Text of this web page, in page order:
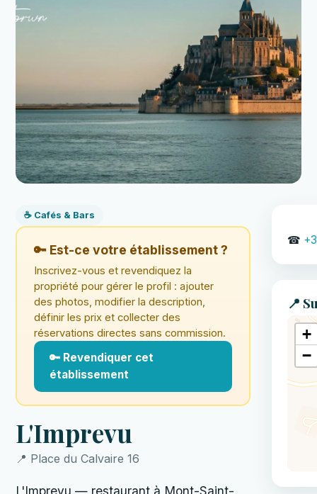
☕ Cafés & Bars
🔑 Est-ce votre établissement ?
Inscrivez-vous et revendiquez la
propriété pour gérer le profil : ajouter
des photos, modifier la description,
définir les prix et collecter des
réservations directes sans commission.
🔑 Revendiquer cet
établissement
L'Imprevu
📍 Place du Calvaire 16
L'Imprevu — restaurant à Mont-Saint-
☎
📍
+
−